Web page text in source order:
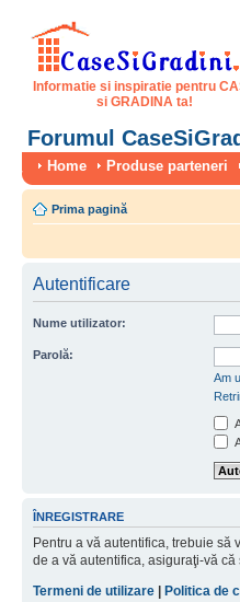
Informatie si inspiratie pentru
si GRADINA ta!
Forumul
Home Produse parteneri
Prima pagină
Autentificare
Nume utilizator:
Parolă:
Am
ÎNREGISTRARE
Pentru a vă autentifica, trebuie
de a vă autentifica, asiguraţi-vă
Termeni de utilizare | Politica de